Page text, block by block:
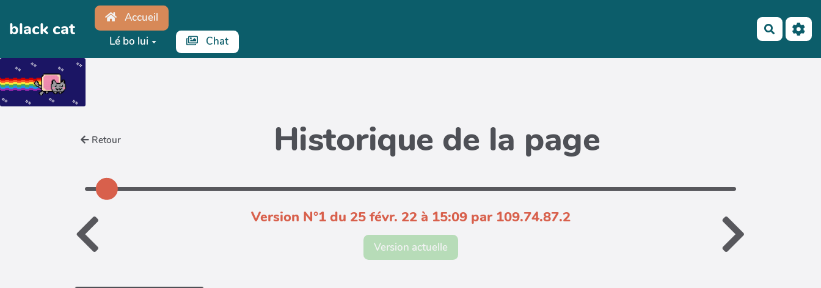
Aller au contenu principal
black cat
Accueil
Lé bo lui
Chat
Retour Historique de la page
Version N°1 du 25 févr. 22 à 15:09 par 109.74.87.2
Version actuelle